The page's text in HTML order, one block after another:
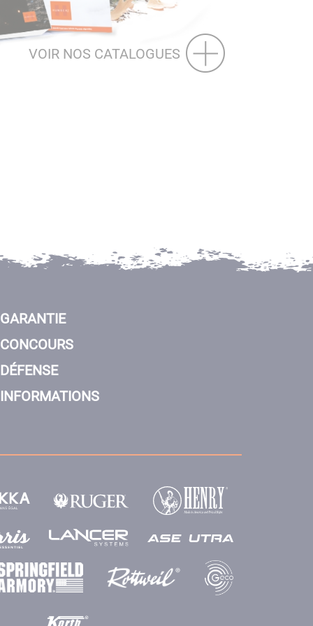
VOIR NOS CATALOGUES
GARANTIE
CONCOURS
DÉFENSE
INFORMATIONS